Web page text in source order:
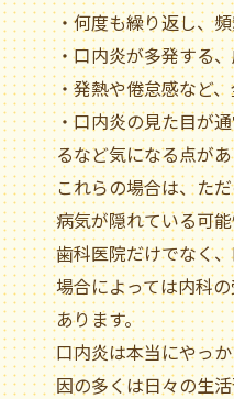
・何度も繰り返し、
・口内炎が多発する
・発熱や倦怠感など
・口内炎の見た目が
るなど気になる点が
これらの場合は、た
病気が隠れている可
歯科医院だけでなく
場合によっては内科
あります。
口内炎は本当にやっ
因の多くは日々の生